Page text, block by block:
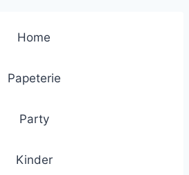
Home
Papeterie
Party
Kinder